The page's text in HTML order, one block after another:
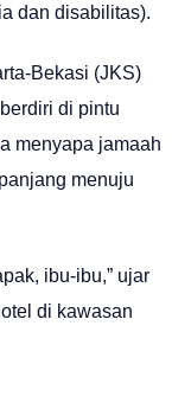
dan disabilitas).
Bekasi (JKS)
di pintu
menyapa jamaah
menuju
ibu-ibu,” ujar
di kawasan